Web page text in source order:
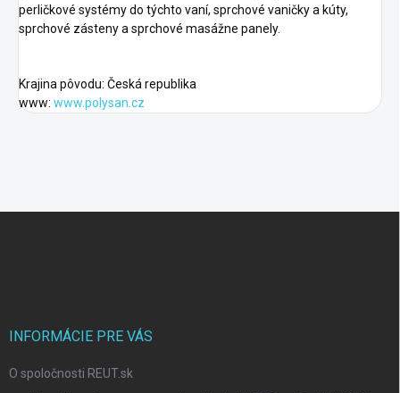
perličkové systémy do týchto vaní, sprchové vaničky a kúty,
sprchové zásteny a sprchové masážne panely.
Krajina pôvodu: Česká republika
www: www.polysan.cz
INFORMÁCIE PRE VÁS
O spoločnosti REUT.sk